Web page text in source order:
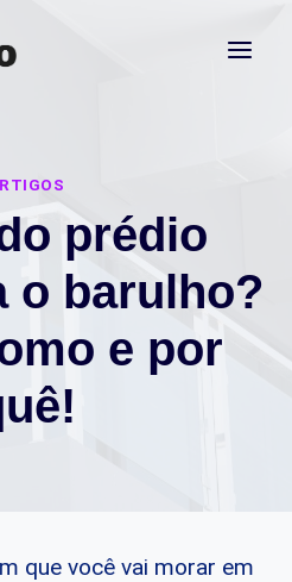
prédio
o barulho?
e por
que você vai morar em